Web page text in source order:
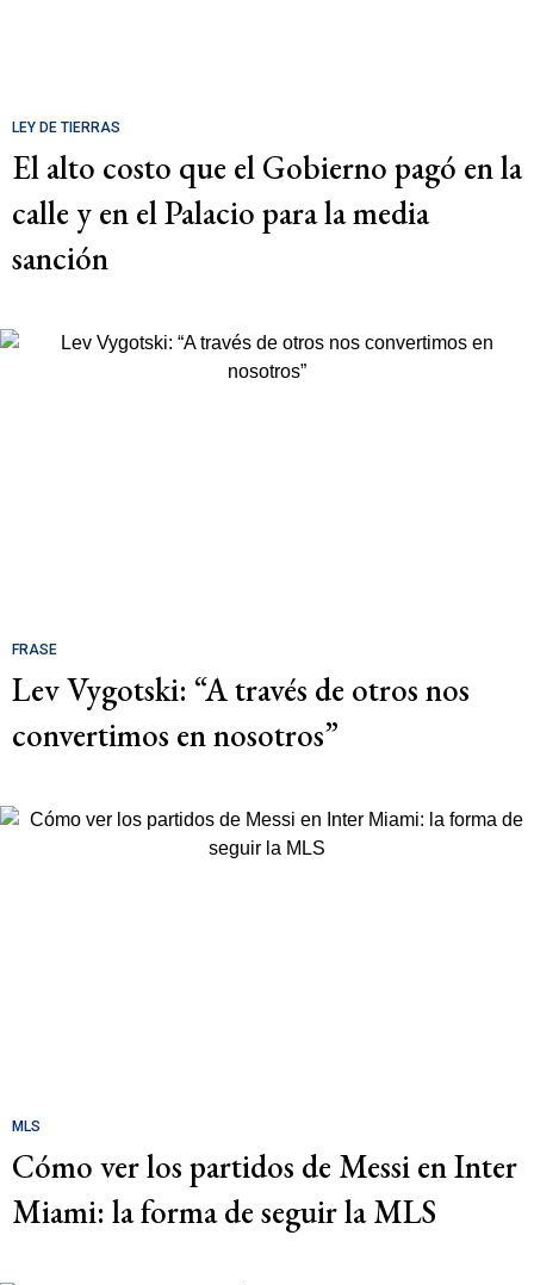
LEY DE TIERRAS
El alto costo que el Gobierno pagó en la
calle y en el Palacio para la media
sanción
FRASE
Lev Vygotski: “A través de otros nos
convertimos en nosotros”
MLS
Cómo ver los partidos de Messi en Inter
Miami: la forma de seguir la MLS